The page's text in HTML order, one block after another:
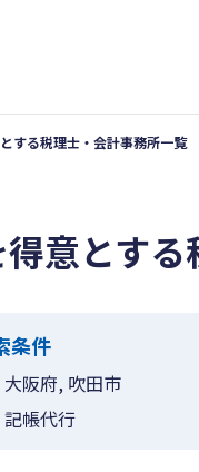
する税理士・会計事務所一覧
意とす
条件
大阪府, 吹田市
記帳代行